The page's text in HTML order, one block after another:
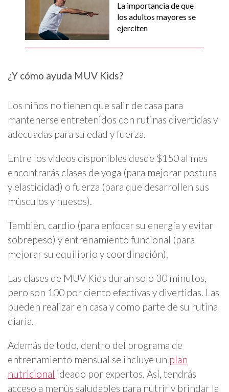
La importancia de que
los adultos mayores se
ejerciten
¿Y cómo ayuda MUV Kids?
Los niños no tienen que salir de casa para
mantenerse entretenidos con rutinas divertidas y
adecuadas para su edad y fuerza.
Entre los videos disponibles desde $150 al mes
encontrarás clases de yoga (para mejorar postura
y elasticidad) o fuerza (para que desarrollen sus
músculos y huesos).
También, cardio (para enfocar su energía y evitar
sobrepeso) y entrenamiento funcional (para
mejorar su equilibrio y coordinación).
Las clases de MUV Kids duran solo 30 minutos,
pero son 100 por ciento efectivas y divertidas. Las
pueden realizar en casa y como parte de su rutina
diaria.
Además de todo, dentro del programa de
entrenamiento mensual se incluye un plan
nutricional ideado por expertos. Así, tendrás
acceso a menús saludables para nutrir y brindar la